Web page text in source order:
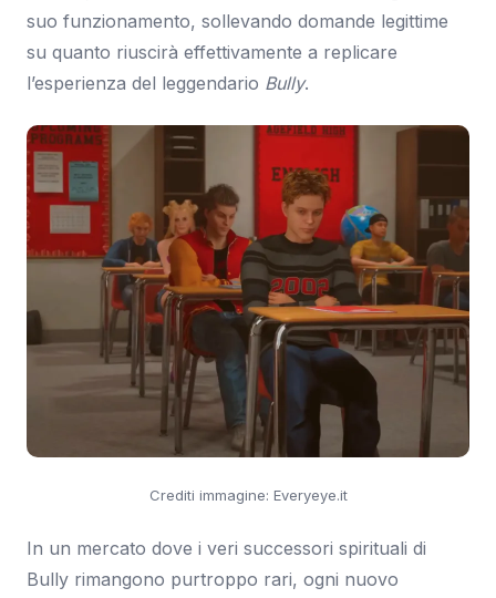
suo funzionamento, sollevando domande legittime
su quanto riuscirà effettivamente a replicare
l’esperienza del leggendario Bully.
Crediti immagine: Everyeye.it
In un mercato dove i veri successori spirituali di
Bully rimangono purtroppo rari, ogni nuovo